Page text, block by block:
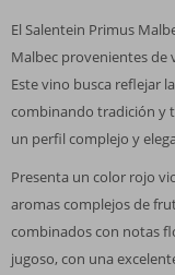
El Salentein Primus
Malbec provenientes de
Este vino busca reflejar
combinando tradición y
un perfil complejo y
Presenta un color rojo
aromas complejos de
combinados con notas
jugoso, con una